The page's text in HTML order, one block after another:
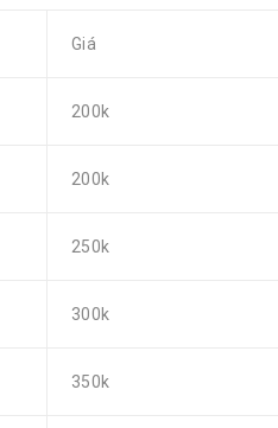
Giá
200k
200k
250k
300k
350k